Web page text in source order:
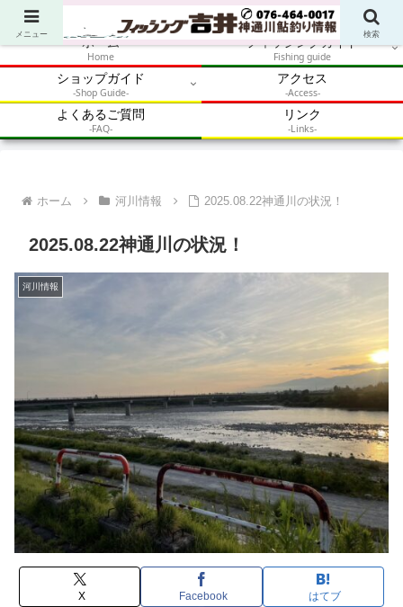
アウトドア・釣り・鮎・自然体験を加速させるメディア
ホーム
Home
フィッシングガイド
Fishing guide
ショップガイド
-Shop Guide-
アクセス
-Access-
よくあるご質問
-FAQ-
リンク
-Links-
ホーム 河川情報 2025.08.22神通川の状況！
2025.08.22神通川の状況！
河川情報
X Facebook はてブ
メニュー 検索